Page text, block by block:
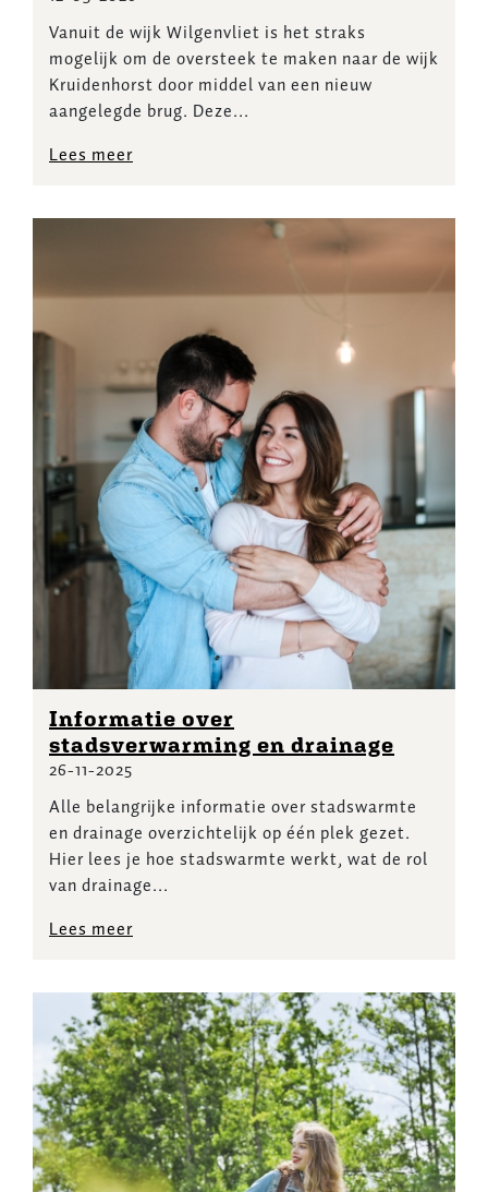
Vanuit de wijk Wilgenvliet is het straks
mogelijk om de oversteek te maken naar de wijk
Kruidenhorst door middel van een nieuw
aangelegde brug. Deze...
Lees meer
Informatie over
stadsverwarming en drainage
26-11-2025
Alle belangrijke informatie over stadswarmte
en drainage overzichtelijk op één plek gezet.
Hier lees je hoe stadswarmte werkt, wat de rol
van drainage...
Lees meer